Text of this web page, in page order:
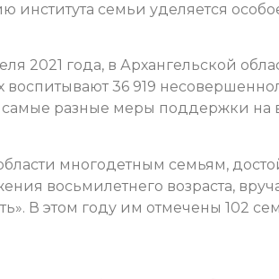
института семьи уделяется
2021 года, в Архангельской
воспитывают 36 919
разные меры поддержки на
многодетным семьям,
восьмилетнего возраста,
В этом году им отмечены 102